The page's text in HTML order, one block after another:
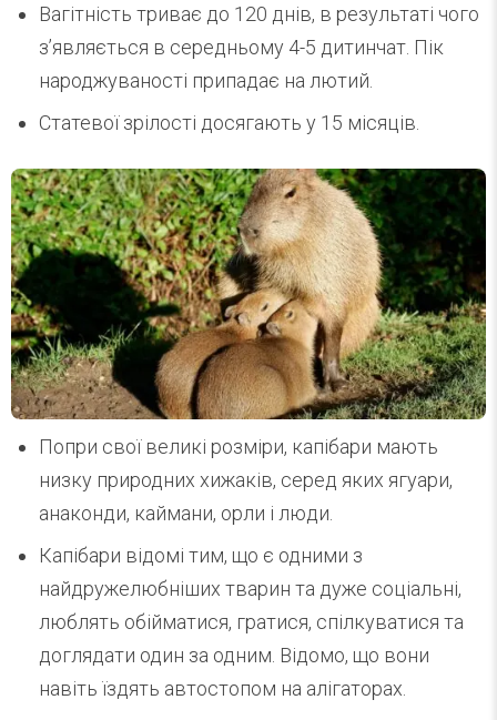
Вагітність триває до 120 днів, в результаті чого
з’являється в середньому 4-5 дитинчат. Пік
народжуваності припадає на лютий.
Статевої зрілості досягають у 15 місяців.
Попри свої великі розміри, капібари мають
низку природних хижаків, серед яких ягуари,
анаконди, каймани, орли і люди.
Капібари відомі тим, що є одними з
найдружелюбніших тварин та дуже соціальні,
люблять обійматися, гратися, спілкуватися та
доглядати один за одним. Відомо, що вони
навіть їздять автостопом на алігаторах.